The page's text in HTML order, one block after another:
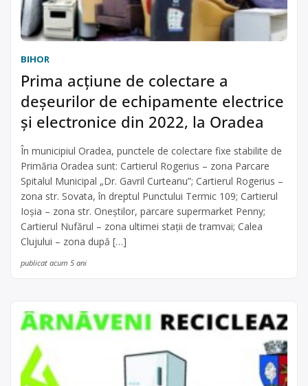
BIHOR
Prima acţiune de colectare a
deşeurilor de echipamente electrice
şi electronice din 2022, la Oradea
În municipiul Oradea, punctele de colectare fixe stabilite de
Primăria Oradea sunt: Cartierul Rogerius – zona Parcare
Spitalul Municipal „Dr. Gavril Curteanu”; Cartierul Rogerius –
zona str. Sovata, în dreptul Punctului Termic 109; Cartierul
Ioşia – zona str. Oneştilor, parcare supermarket Penny;
Cartierul Nufărul – zona ultimei staţii de tramvai; Calea
Clujului – zona după […]
publicat acum 5 ani